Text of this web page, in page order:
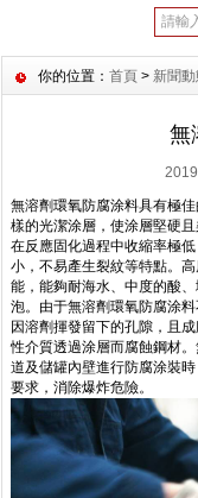
你的位置：首頁 > 新聞
無
無溶劑環氧防腐涂料具有極
樣的光潔涂層，使涂層堅硬
在反應固化過程中收縮率極
小，不易產生裂紋等特點。
能，能夠耐海水、中度的酸
泡。由于無溶劑環氧防腐涂
因溶劑揮發留下的孔隙，且
性介質透過涂層而腐蝕鋼材
道及儲罐內壁進行防腐涂裝
要求，消除爆炸危險。